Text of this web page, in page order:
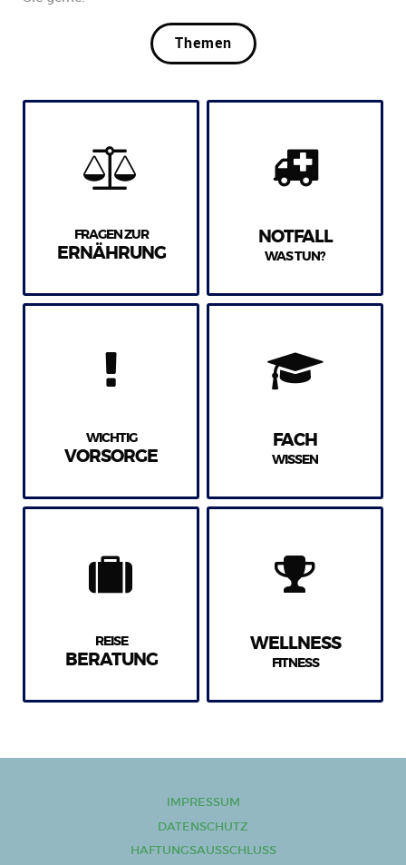
Themen
FRAGEN ZUR
ERNÄHRUNG
NOTFALL
WAS TUN?
WICHTIG
VORSORGE
FACH
WISSEN
REISE
BERATUNG
WELLNESS
FITNESS
IMPRESSUM
DATENSCHUTZ
HAFTUNGSAUSSCHLUSS